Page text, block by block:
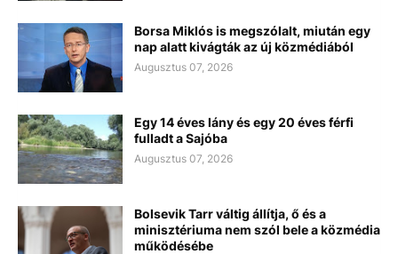
Borsa Miklós is megszólalt, miután egy
nap alatt kivágták az új közmédiából
Augusztus 07, 2026
Egy 14 éves lány és egy 20 éves férfi
fulladt a Sajóba
Augusztus 07, 2026
Bolsevik Tarr váltig állítja, ő és a
minisztériuma nem szól bele a közmédia
működésébe